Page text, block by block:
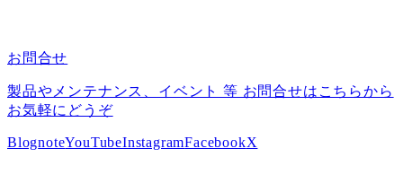
お問合せ
製品やメンテナンス、イベント 等 お問合せはこちらから
お気軽にどうぞ
BlognoteYouTubeInstagramFacebookX